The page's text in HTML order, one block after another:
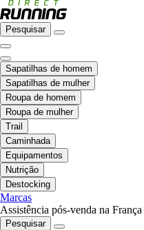
Pesquisar
Sapatilhas de homem
Sapatilhas de mulher
Roupa de homem
Roupa de mulher
Trail
Caminhada
Equipamentos
Nutrição
Destocking
Marcas
Assistência pós-venda na França
Pesquisar